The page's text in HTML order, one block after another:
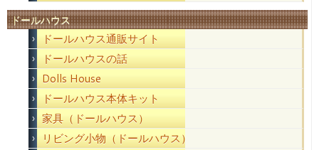
ドールハウス
ドールハウス通販サイト
ドールハウスの話
Dolls House
ドールハウス本体キット
家具（ドールハウス）
リビング小物（ドールハウス）